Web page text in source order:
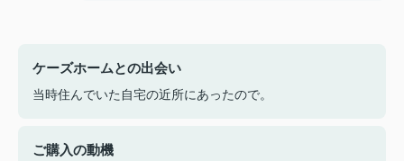
ケーズホームとの出会い
当時住んでいた自宅の近所にあったので。
ご購入の動機